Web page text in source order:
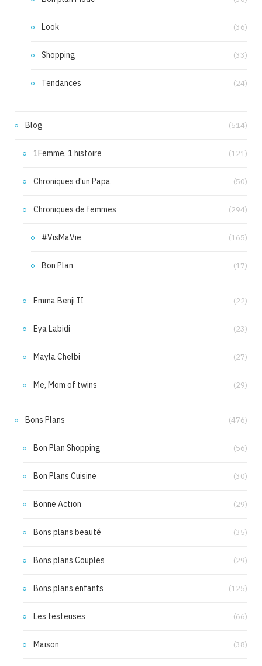
Look (36)
Shopping (33)
Tendances (24)
Blog (514)
1Femme, 1 histoire (121)
Chroniques d'un Papa (50)
Chroniques de femmes (294)
#VisMaVie (165)
Bon Plan (17)
Emma Benji II (22)
Eya Labidi (23)
Mayla Chelbi (27)
Me, Mom of twins (29)
Bons Plans (476)
Bon Plan Shopping (56)
Bon Plans Cuisine (30)
Bonne Action (29)
Bons plans beauté (35)
Bons plans Couples (29)
Bons plans enfants (125)
Les testeuses (66)
Maison (38)